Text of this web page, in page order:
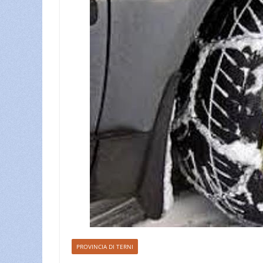
PROVINCIA DI TERNI